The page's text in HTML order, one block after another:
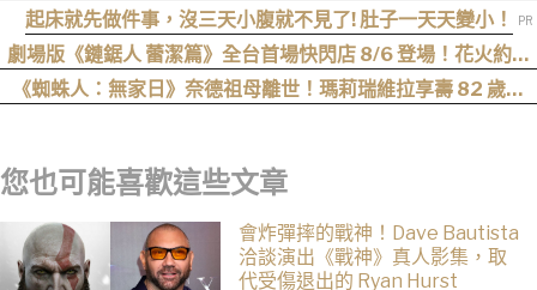
KD：他的籃球邏輯裡只有「得分」
起床就先做件事，沒三天小腹就不見了! 肚子一天天變小！
劇場版《鏈鋸人 蕾潔篇》全台首場快閃店 8/6 登場！花火約會
場景、限定周邊一次看
《蜘蛛人：無家日》奈德祖母離世！瑪莉瑞維拉享壽 82 歲，
您也可能喜歡這些文章
會炸彈摔的戰神！Dave Bautista
洽談演出《戰神》真人影集，取
代受傷退出的 Ryan Hurst